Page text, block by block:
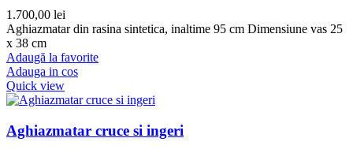
1.700,00 lei
Aghiazmatar din rasina sintetica, inaltime 95 cm Dimensiune vas 25
x 38 cm
Adaugă la favorite
Adauga in cos
Quick view
Aghiazmatar cruce si ingeri